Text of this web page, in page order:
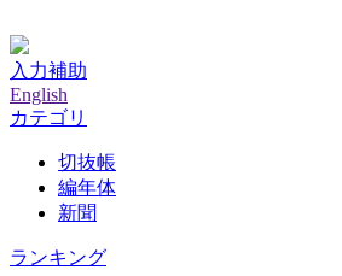
入力補助
English
カテゴリ
切抜帳
編年体
新聞
ランキング